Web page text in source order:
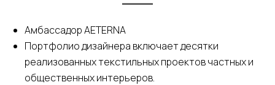
Амбассадор AETERNA
Портфолио дизайнера включает десятки
реализованных текстильных проектов частных и
общественных интерьеров.